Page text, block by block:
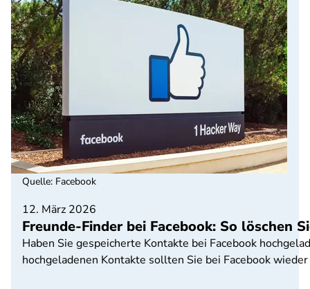
12. März 2026
Freunde-Finder bei Facebook: So löschen
Haben Sie gespeicherte Kontakte bei Facebook
hochgeladenen Kontakte sollten Sie bei Facebook
Quelle: Facebook